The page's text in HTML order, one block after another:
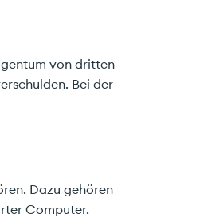
von dritten
Bei der
Dazu gehören
Computer.